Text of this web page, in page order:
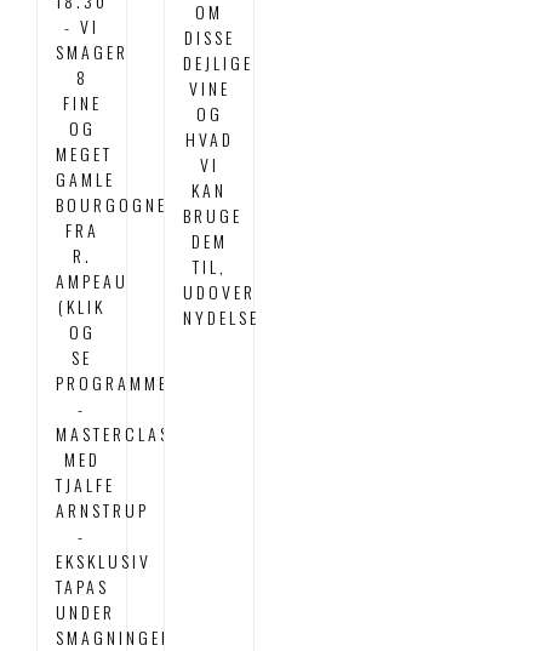
- VI
SMAGER
8
FINE
OG
MEGET
GAMLE
BOURGOGNER
FRA
R.
AMPEAU
(KLIK
OG
SE
PROGRAMMET)
-
MASTERCLASS
MED
TJALFE
ARNSTRUP
-
EKSKLUSIV
TAPAS
UNDER
SMAGNINGEN
OM
DISSE
DEJLIGE
VINE
OG
HVAD
VI
KAN
BRUGE
DEM
TIL,
UDOVER
NYDELSE